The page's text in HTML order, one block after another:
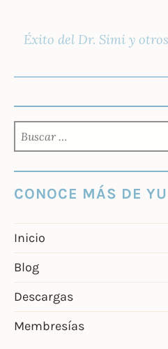
Éxito del Dr. Simi y
CONOCE MÁS DE
Inicio
Blog
Descargas
Membresías